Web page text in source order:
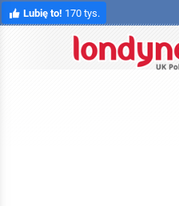
Lubię to! 170 tys.